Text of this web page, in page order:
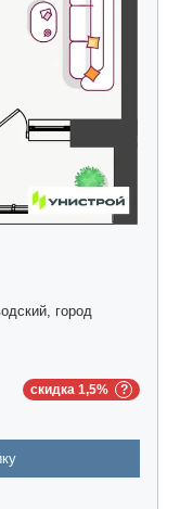
город
скидка 1,5%